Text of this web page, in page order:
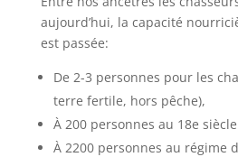
aujourd’hui, la capacité
est passée:
De 2-3 personnes pour les
terre fertile, hors pêche),
À 200 personnes au 18e
À 2200 personnes au régime